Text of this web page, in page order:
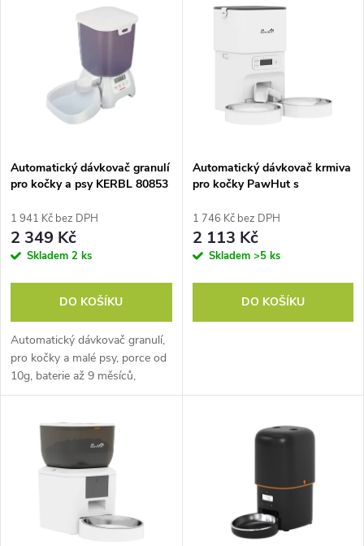
p
r
o
u
k
Nejprodávanější
s
p
r
o
d
u
k
Automatický dávkovač granulí
pro kočky a psy KERBL 80853
1 941 Kč bez DPH
2 349 Kč
Skladem 2 ks
DO KOŠÍKU
Automatický dávkovač granulí,
pro kočky a malé psy, porce od
10g, baterie až 9 měsíců,
zásobník až 3 kg, 21x21x37
svým mazlíčkům...
Automatický dávkovač krmiva
pro kočky PawHut s
miskami z nerezové oceli
1 746 Kč bez DPH
2 113 Kč
Skladem >5 ks
DO KOŠÍKU